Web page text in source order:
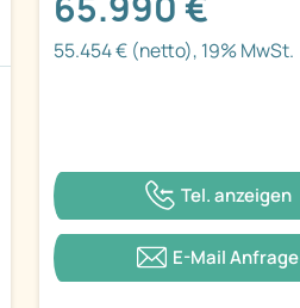
55.454 € (netto), 19% MwSt.
Tel. anzeigen
E-Mail Anfrage